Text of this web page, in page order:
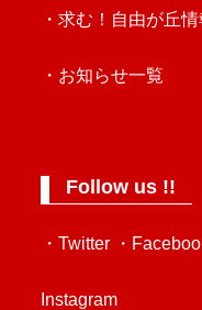
・求む！自由が丘
・お知らせ一覧
Follow us !!
・Twitter ・
Instagram